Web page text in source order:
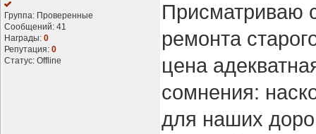
Группа: Проверенные
Сообщений: 41
Награды: 0
Репутация: 0
Статус: Offline
Присматриваю
ремонта
цена
сомнения:
для наших